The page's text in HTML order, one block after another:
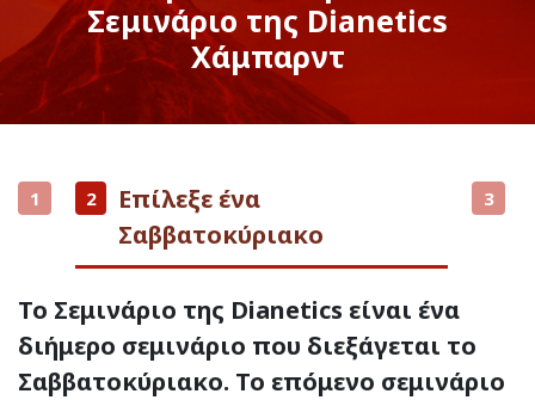
Σεμινάριο της Dianetics
Χάμπαρντ
1 2
Επίλεξε ένα
Σαββατοκύριακο
3
Το Σεμινάριο της Dianetics είναι ένα
διήμερο σεμινάριο που διεξάγεται το
Σαββατοκύριακο. Το επόμενο σεμινάριο